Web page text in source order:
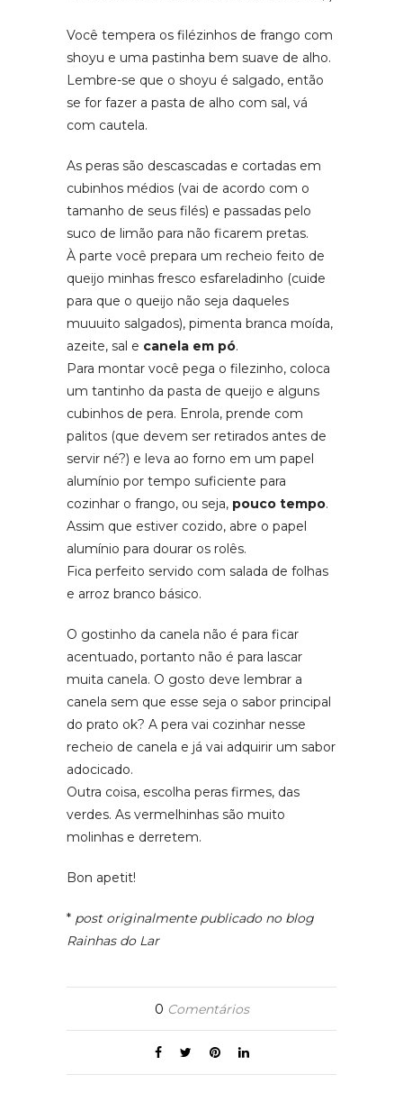
Você tempera os filézinhos de frango com
shoyu e uma pastinha bem suave de alho.
Lembre-se que o shoyu é salgado, então
se for fazer a pasta de alho com sal, vá
com cautela.
As peras são descascadas e cortadas em
cubinhos médios (vai de acordo com o
tamanho de seus filés) e passadas pelo
suco de limão para não ficarem pretas.
À parte você prepara um recheio feito de
queijo minhas fresco esfareladinho (cuide
para que o queijo não seja daqueles
muuuito salgados), pimenta branca moída,
azeite, sal e canela em pó.
Para montar você pega o filezinho, coloca
um tantinho da pasta de queijo e alguns
cubinhos de pera. Enrola, prende com
palitos (que devem ser retirados antes de
servir né?) e leva ao forno em um papel
alumínio por tempo suficiente para
cozinhar o frango, ou seja, pouco tempo.
Assim que estiver cozido, abre o papel
alumínio para dourar os rolês.
Fica perfeito servido com salada de folhas
e arroz branco básico.
O gostinho da canela não é para ficar
acentuado, portanto não é para lascar
muita canela. O gosto deve lembrar a
canela sem que esse seja o sabor principal
do prato ok? A pera vai cozinhar nesse
recheio de canela e já vai adquirir um sabor
adocicado.
Outra coisa, escolha peras firmes, das
verdes. As vermelhinhas são muito
molinhas e derretem.
Bon apetit!
* post originalmente publicado no blog
Rainhas do Lar
0 Comentários